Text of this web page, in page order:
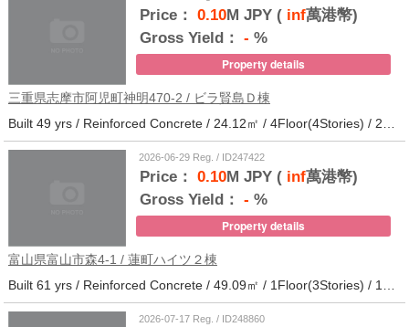
Price： 0.10M JPY (inf萬港幣)
Gross Yield： - %
Property details
三重県志摩市阿児町神明470-2 / ビラ賢島Ｄ棟
Built 49 yrs / Reinforced Concrete / 24.12㎡ / 4Floor(4Stories) / 25Units / Distance from the station.14
2026-06-29 Reg. / ID247422
Price： 0.10M JPY (inf萬港幣)
Gross Yield： - %
Property details
富山県富山市森4-1 / 蓮町ハイツ２棟
Built 61 yrs / Reinforced Concrete / 49.09㎡ / 1Floor(3Stories) / 12Units / Distance from the station.9
2026-07-17 Reg. / ID248860